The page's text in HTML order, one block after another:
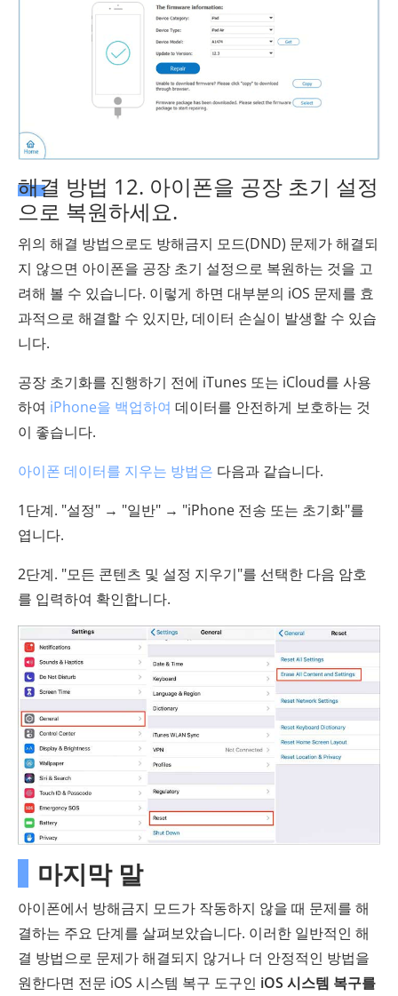
해결 방법 12. 아이폰을 공장 초기 설정
으로 복원하세요.
위의 해결 방법으로도 방해금지 모드(DND) 문제가 해결되
지 않으면 아이폰을 공장 초기 설정으로 복원하는 것을 고
려해 볼 수 있습니다. 이렇게 하면 대부분의 iOS 문제를 효
과적으로 해결할 수 있지만, 데이터 손실이 발생할 수 있습
니다.
공장 초기화를 진행하기 전에 iTunes 또는 iCloud를 사용
하여 iPhone을 백업하여 데이터를 안전하게 보호하는 것
이 좋습니다.
아이폰 데이터를 지우는 방법은 다음과 같습니다.
1단계. "설정" → "일반" → "iPhone 전송 또는 초기화"를
엽니다.
2단계. "모든 콘텐츠 및 설정 지우기"를 선택한 다음 암호
를 입력하여 확인합니다.
마지막 말
아이폰에서 방해금지 모드가 작동하지 않을 때 문제를 해
결하는 주요 단계를 살펴보았습니다. 이러한 일반적인 해
결 방법으로 문제가 해결되지 않거나 더 안정적인 방법을
원한다면 전문 iOS 시스템 복구 도구인 iOS 시스템 복구를